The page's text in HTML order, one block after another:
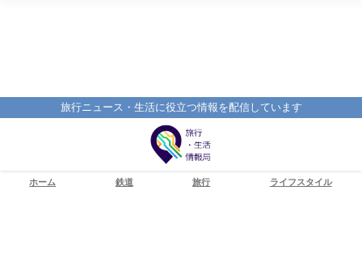
旅行ニュース・生活に役立つ情報を配信しています
ホーム 鉄道 旅行 ライフスタイル